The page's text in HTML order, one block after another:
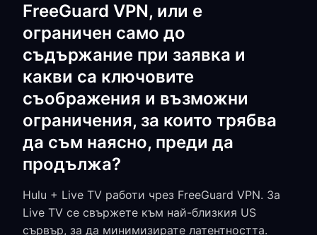
FreeGuard VPN, или е
ограничен само до
съдържание при заявка и
какви са ключовите
съображения и възможни
ограничения, за които трябва
да съм наясно, преди да
продължа?
Hulu + Live TV работи чрез FreeGuard VPN. За
Live TV се свържете към най-близкия US
сървър, за да минимизирате латентността.